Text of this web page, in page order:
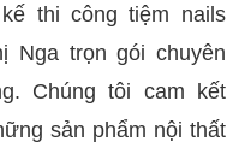
thi công tiệm nails
Nga trọn gói chuyên
Chúng tôi cam kết
sản phẩm nội thất